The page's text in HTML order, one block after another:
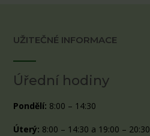
UŽITEČNÉ INFORMACE
Úřední hodiny
Pondělí: 8:00 – 14:30
Úterý: 8:00 – 14:30 a 19:00 – 20:30